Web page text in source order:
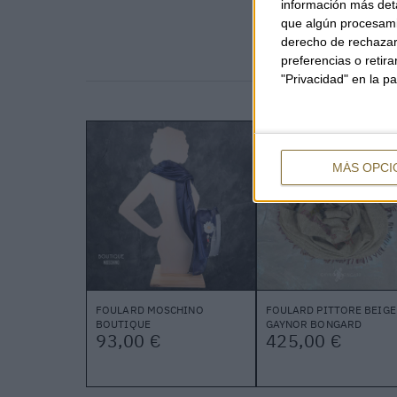
información más
que algún
derecho de
preferencias o
"Privacidad" en la
MÁS
FOULARD MOSCHINO
BOUTIQUE
93,00 €
FOULARD PITTORE
GAYNOR BONGARD
425,00 €